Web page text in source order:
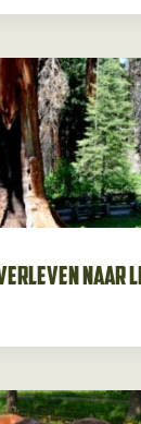
naar